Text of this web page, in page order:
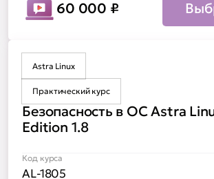
60 000 ₽
Astra Linux
Практический курс
Безопасность в ОС Astra
Edition 1.8
Код курса
AL-1805